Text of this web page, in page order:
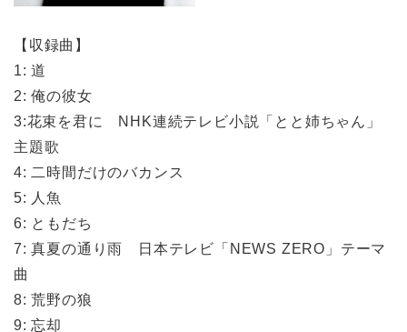
【収録曲】
1: 道
2: 俺の彼女
3:花束を君に NHK連続テレビ小説「とと姉ちゃん」
主題歌
4: 二時間だけのバカンス
5: 人魚
6: ともだち
7: 真夏の通り雨 日本テレビ「NEWS ZERO」テーマ
曲
8: 荒野の狼
9: 忘却